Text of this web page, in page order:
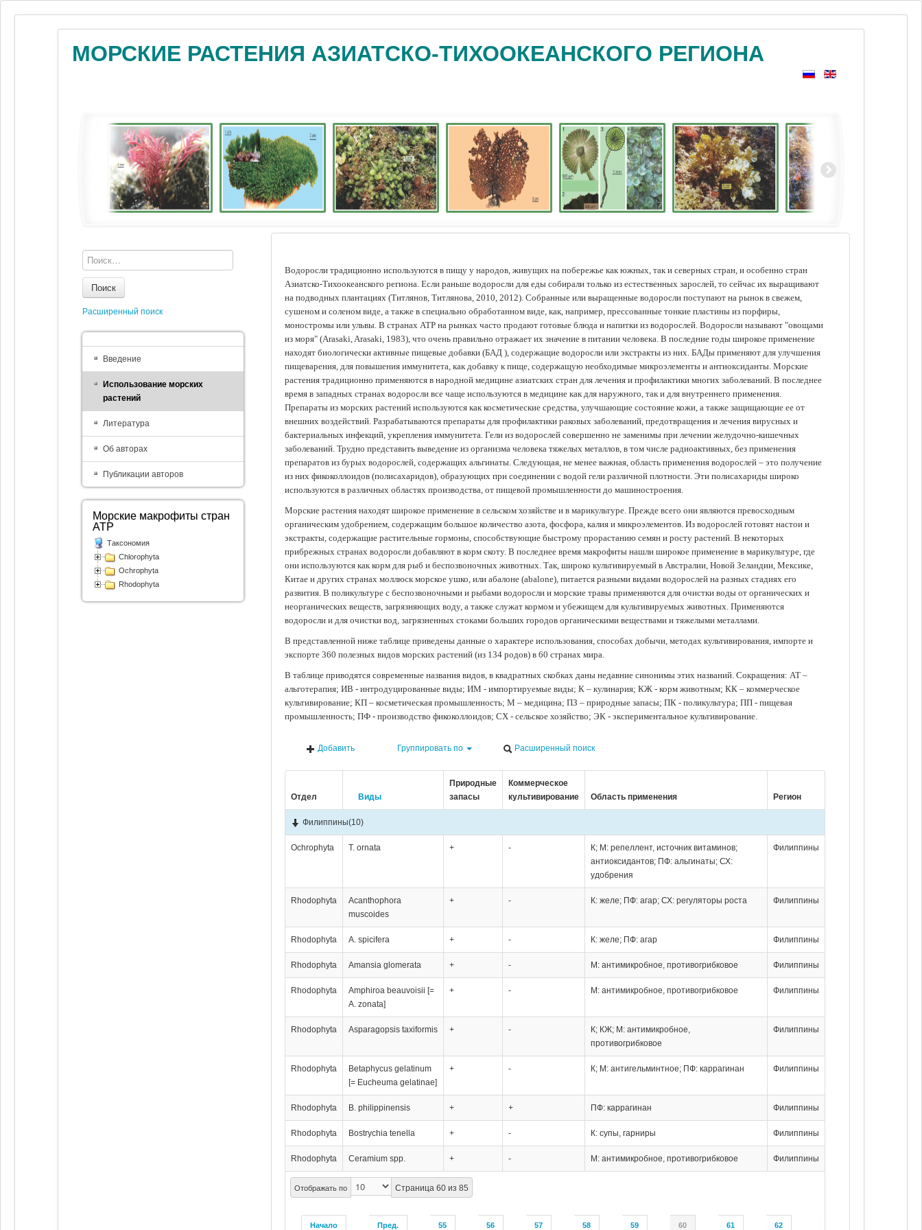
МОРСКИЕ РАСТЕНИЯ АЗИАТСКО-ТИХООКЕАНСКОГО РЕГИОНА
Водоросли традиционно используются в пищу у народов, живущих на побережье как южных, так и северных стран, и особенно стран
Азиатско-Тихоокеанского региона. Если раньше водоросли для еды собирали только из естественных зарослей, то сейчас их выращивают
на подводных плантациях (Tитлянов, Титлянова, 2010, 2012). Собранные или выращенные водоросли поступают на рынок в свежем,
сушеном и соленом виде, а также в специально обработанном виде, как, например, прессованные тонкие пластины из порфиры,
моностромы или ульвы. В странах АТР на рынках часто продают готовые блюда и напитки из водорослей. Водоросли называют "овощами
из моря" (Arasaki, Arasaki, 1983), что очень правильно отражает их значение в питании человека. В последние годы широкое применение
находят биологически активные пищевые добавки (БАД ), содержащие водоросли или экстракты из них. БАДы применяют для улучшения
пищеварения, для повышения иммунитета, как добавку к пище, содержащую необходимые микроэлементы и антиоксиданты. Морские
растения традиционно применяются в народной медицине азиатских стран для лечения и профилактики многих заболеваний. В последнее
время в западных странах водоросли все чаще используются в медицине как для наружного, так и для внутреннего применения.
Препараты из морских растений используются как косметические средства, улучшающие состояние кожи, а также защищающие ее от
внешних воздействий. Разрабатываются препараты для профилактики раковых заболеваний, предотвращения и лечения вирусных и
бактериальных инфекций, укрепления иммунитета. Гели из водорослей совершенно не заменимы при лечении желудочно-кишечных
заболеваний. Трудно представить выведение из организма человека тяжелых металлов, в том числе радиоактивных, без применения
препаратов из бурых водорослей, содержащих альгинаты. Следующая, не менее важная, область применения водорослей – это получение
из них фикоколлоидов (полисахаридов), образующих при соединении с водой гели различной плотности. Эти полисахариды широко
используются в различных областях производства, от пищевой промышленности до машиностроения.
Морские растения находят широкое применение в сельском хозяйстве и в марикультуре. Прежде всего они являются превосходным
органическим удобрением, содержащим большое количество азота, фосфора, калия и микроэлементов. Из водорослей готовят настои и
экстракты, содержащие растительные гормоны, способствующие быстрому прорастанию семян и росту растений. В некоторых
прибрежных странах водоросли добавляют в корм скоту. В последнее время макрофиты нашли широкое применение в марикультуре, где
они используются как корм для рыб и беспозвоночных животных. Так, широко культивируемый в Австралии, Новой Зеландии, Мексике,
Китае и других странах моллюск морское ушко, или абалоне (abalone), питается разными видами водорослей на разных стадиях его
развития. В поликультуре с беспозвоночными и рыбами водоросли и морские травы применяются для очистки воды от органических и
неорганических веществ, загрязняющих воду, а также служат кормом и убежищем для культивируемых животных. Применяются
водоросли и для очистки вод, загрязненных стоками больших городов органическими веществами и тяжелыми металлами.
В представленной ниже таблице приведены данные о характере использования, способах добычи, методах культивирования, импорте и
экспорте 360 полезных видов морских растений (из 134 родов) в 60 странах мира.
В таблице приводятся современные названия видов, в квадратных скобках даны недавние синонимы этих названий. Сокращения: АТ –
альготерапия; ИВ - интродуцированные виды; ИМ - импортируемые виды; К – кулинария; КЖ - корм животным; КК – коммерческое
культивирование; КП – косметическая промышленность; М – медицина; ПЗ – природные запасы; ПК - поликультура; ПП - пищевая
промышленность; ПФ - производство фикоколлоидов; СХ - сельское хозяйство; ЭК - экспериментальное культивирование.
Добавить Группировать по Расширенный поиск
Отдел Виды
Природные
запасы
Коммерческое
культивирование
Область применения Регион
Отображать по Страница 60 из 85
Начало Пред. 55 56 57 58 59 60 61 62
Филиппины(10)
Ochrophyta T. ornata + -
К; М: репеллент, источник витаминов;
антиоксидантов; ПФ: альгинаты; СХ:
удобрения
Филиппины
Rhodophyta
Acanthophora
muscoides
+ - К: желе; ПФ: агар; СХ: регуляторы роста Филиппины
Rhodophyta A. spicifera + - К: желе; ПФ: агар Филиппины
Rhodophyta Amansia glomerata + - М: антимикробное, противогрибковое Филиппины
Rhodophyta
Amphiroa beauvoisii [=
A. zonata]
+ - М: антимикробное, противогрибковое Филиппины
Rhodophyta Asparagopsis taxiformis + -
К; КЖ; М: антимикробное,
противогрибковое
Филиппины
Rhodophyta
Betaphycus gelatinum
[= Eucheuma gelatinae]
+ - К; М: антигельминтное; ПФ: каррагинан Филиппины
Rhodophyta B. philippinensis + + ПФ: каррагинан Филиппины
Rhodophyta Bostrychia tenella + - К: супы, гарниры Филиппины
Rhodophyta Ceramium spp. + - М: антимикробное, противогрибковое Филиппины
Поиск
Расширенный поиск
Введение
Использование морских
растений
Литература
Об авторах
Публикации авторов
Морские макрофиты стран
АТР
Таксономия
Chlorophyta
Ochrophyta
Rhodophyta